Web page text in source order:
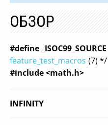
ОБЗОР
#define _ISOC99_SOURCE
feature_test_macros (7) */
#include <math.h>
INFINITY